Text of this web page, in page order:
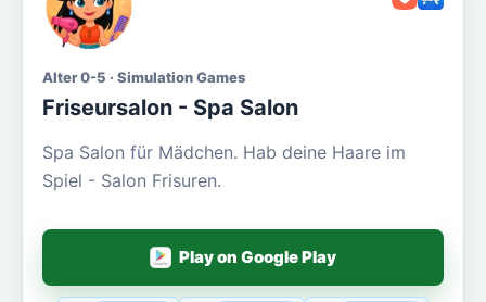
Alter 0-5 · Simulation Games
Friseursalon - Spa Salon
Spa Salon für Mädchen. Hab deine Haare im
Spiel - Salon Frisuren.
Play on Google Play